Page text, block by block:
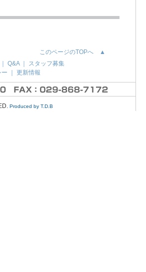
このページのTOPへ ▲
Q&A｜ スタッフ募集
ー 更新情報
Produced by T.D.B